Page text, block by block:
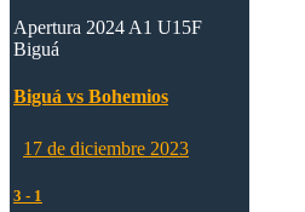
Apertura 2024 A1 U15F
Biguá
Biguá vs Bohemios
17 de diciembre 2023
3 - 1